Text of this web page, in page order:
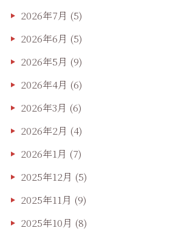
2026年7月 (5)
2026年6月 (5)
2026年5月 (9)
2026年4月 (6)
2026年3月 (6)
2026年2月 (4)
2026年1月 (7)
2025年12月 (5)
2025年11月 (9)
2025年10月 (8)